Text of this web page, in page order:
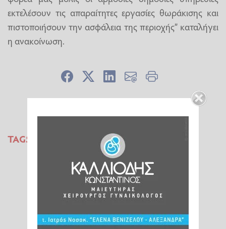
εκτελέσουν τις απαραίτητες εργασίες θωράκισης και
πιστοποιήσουν την ασφάλεια της περιοχής” καταλήγει
η ανακοίνωση.
TAGS:
ΚΑΤΑΡΡΑΚΤΕΣ ΝΕΜΟΥΤΑΣ
ΠΕΡΙΦΕΡΕΙΑ ΔΥΤΙΚΗΣ ΕΛΛΑΔΑΣ